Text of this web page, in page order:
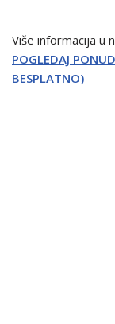
Više informacija u
POGLEDAJ
BESPLATNO)